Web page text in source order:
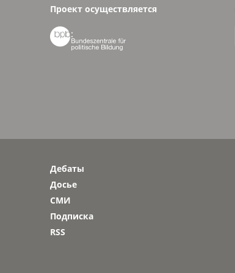
Проект осуществляется

Дебаты
Досье
СМИ
Подписка
RSS